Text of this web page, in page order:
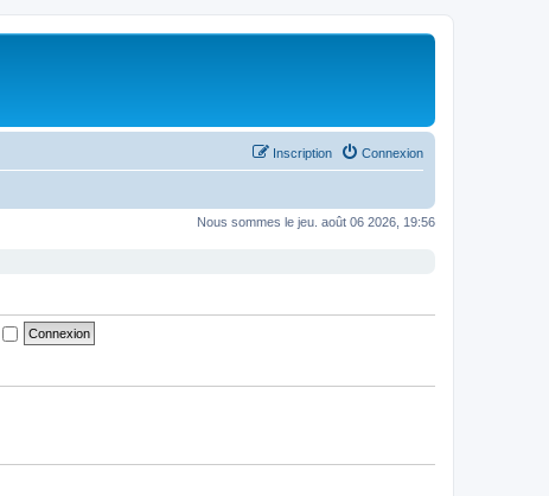
Connexion
Inscription
Nous sommes le jeu. août 06 2026, 19:56